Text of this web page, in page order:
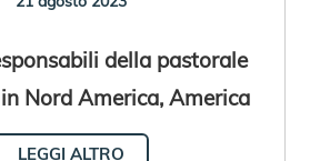
della pastorale
Nord America, America
si incontrano in El
LEGGI ALTRO